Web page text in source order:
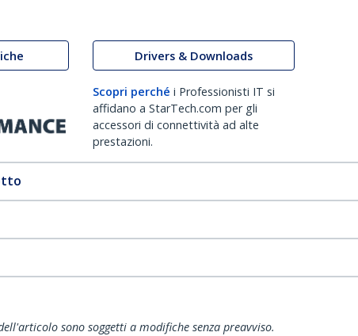
Drivers & Downloads
Scopri perché i Professionisti IT si
affidano a StarTech.com per gli
accessori di connettività ad alte
prestazioni.
sono soggetti a modifiche senza preavviso.